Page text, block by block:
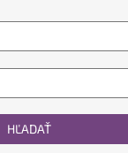
HĽADAŤ